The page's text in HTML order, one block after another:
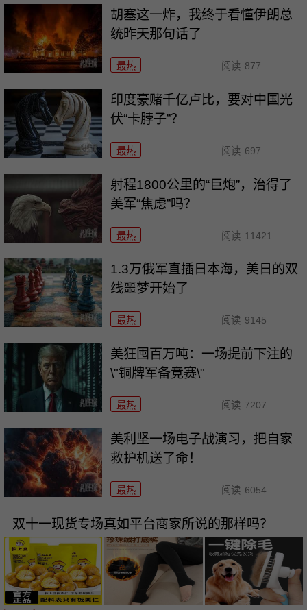
胡塞这一炸，我终于看懂伊朗总
统昨天那句话了
最热 阅读 877
印度豪赌千亿卢比，要对中国光
伏“卡脖子”？
最热 阅读 697
射程1800公里的“巨炮”，治得了
美军“焦虑”吗？
最热 阅读 11421
1.3万俄军直插日本海，美日的双
线噩梦开始了
最热 阅读 9145
美狂囤百万吨：一场提前下注的
\"铜牌军备竞赛\"
最热 阅读 7207
美利坚一场电子战演习，把自家
救护机送了命！
最热 阅读 6054
双十一现货专场真如平台商家所说的那样吗？